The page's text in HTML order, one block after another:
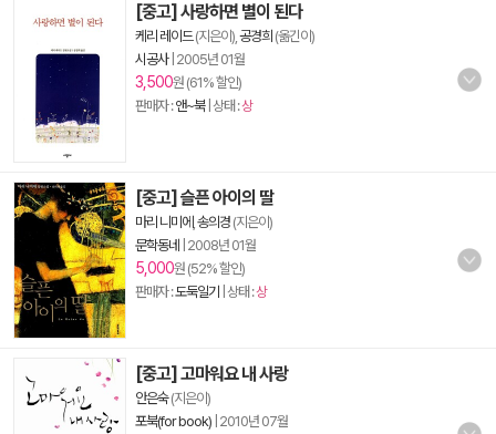
[중고] 사랑하면 별이 된다
케리 레이드(지은이), 공경희 (옮긴이)
시공사| 2005년 01월
3,500원 (61% 할인)
판매자 :앤~북| 상태 :상
[중고] 슬픈 아이의 딸
마리 니미에 송의경 (지은이)
문학동네
2008년 01월
5,000원 (52% 할인)
판매자 :도둑일기 | 상태 :상
[중고] 고마워요 내 사랑
안은숙(지은이)
포북(for book) 2010년 07월